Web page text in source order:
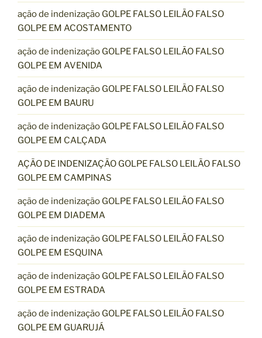
ação de indenização GOLPE FALSO LEILÃO FALSO
GOLPE EM ACOSTAMENTO
ação de indenização GOLPE FALSO LEILÃO FALSO
GOLPE EM AVENIDA
ação de indenização GOLPE FALSO LEILÃO FALSO
GOLPE EM BAURU
ação de indenização GOLPE FALSO LEILÃO FALSO
GOLPE EM CALÇADA
AÇÃO DE INDENIZAÇÃO GOLPE FALSO LEILÃO FALSO
GOLPE EM CAMPINAS
ação de indenização GOLPE FALSO LEILÃO FALSO
GOLPE EM DIADEMA
ação de indenização GOLPE FALSO LEILÃO FALSO
GOLPE EM ESQUINA
ação de indenização GOLPE FALSO LEILÃO FALSO
GOLPE EM ESTRADA
ação de indenização GOLPE FALSO LEILÃO FALSO
GOLPE EM GUARUJÁ